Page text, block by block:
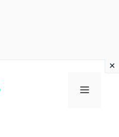
Menu